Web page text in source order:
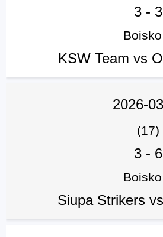
3 - 3
KSW Team vs
2026-
(17)
3 - 6
Siupa Strikers